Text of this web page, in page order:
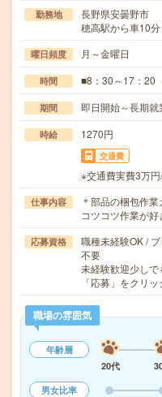
勤務地
長野県安曇野市
穂高駅から車10分
曜日頻度 月～金曜日
時間 ■8：30～17：20
期間 即日開始～長期
時給 1270円
交通費
※交通費実費3万
仕事内容
＊部品の梱包作
コツコツ作業が
応募資格
職種未経験OK /
不要
未経験歓迎少しで
「応募」をクリッ
職場の雰囲気
年齢層
20代
男女比率